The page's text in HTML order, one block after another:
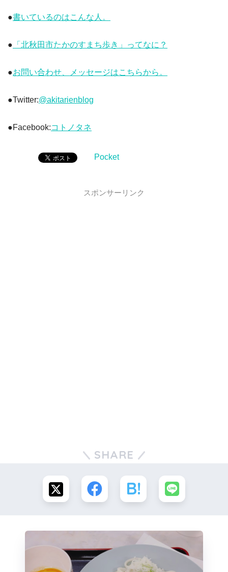
●書いているのはこんな人。
● 「北秋田市たかのすまち歩き」ってなに？
●お問い合わせ、メッセージはこちらから。
●Twitter:@akitarienblog
●Facebook:コトノタネ
Pocket
スポンサーリンク
SHARE